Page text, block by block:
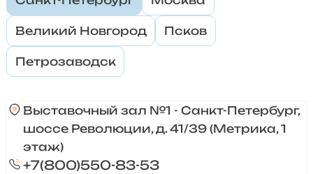
Великий Новгород Псков
Петрозаводск
Выставочный зал №1 - Санкт-Петербург,
шоссе Революции, д. 41/39 (Метрика, 1
этаж)
+7(800)550-83-53